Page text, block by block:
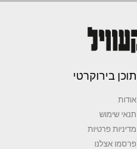
תוכן בירוקרטי
אודות
תנאי שימוש
מדיניות פרטיות
פרסמו אצלנו